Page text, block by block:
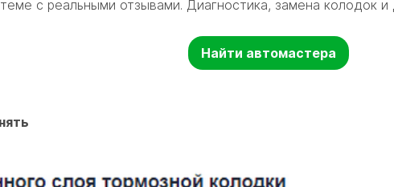
с реальными отзывами. Диагностика, замена колодок
Найти автомастера